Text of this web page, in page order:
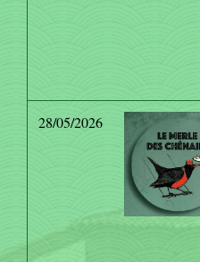
28/05/2026